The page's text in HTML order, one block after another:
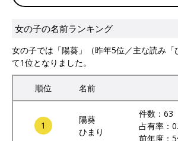
女の子の名前ランキング
女の子では「陽葵」（昨年5位／主な読み「
て1位となりました。
順位 名前
1
陽葵
ひまり
件数：63
占有率：
前年度：